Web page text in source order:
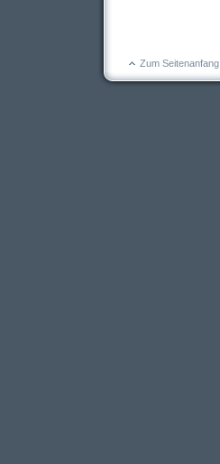
Zum Seitenanfang